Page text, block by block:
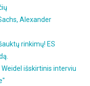
Alexander
rinkimų! ES
išskirtinis interviu